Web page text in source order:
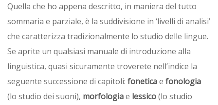
Quella che ho appena descritto, in maniera del tutto
sommaria e parziale, è la suddivisione in ‘livelli di analisi’
che caratterizza tradizionalmente lo studio delle lingue.
Se aprite un qualsiasi manuale di introduzione alla
linguistica, quasi sicuramente troverete nell’indice la
seguente successione di capitoli: foneticae fonologia
(lo studio dei suoni), morfologiae lessico(lo studio